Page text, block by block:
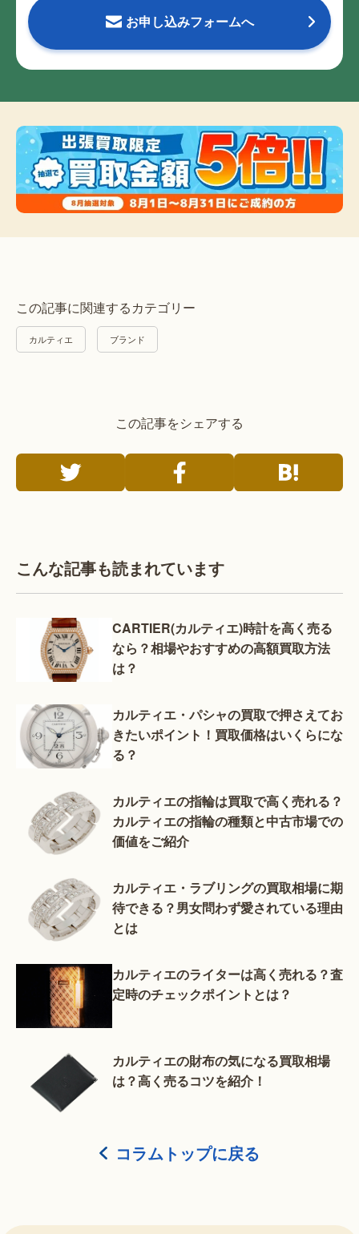
お申し込みフォームへ
この記事に関連するカテゴリー
カルティエ ブランド
この記事をシェアする
こんな記事も読まれています
CARTIER(カルティエ)時計を高く売る
なら？相場やおすすめの高額買取方法
は？
カルティエ・パシャの買取で押さえてお
きたいポイント！買取価格はいくらにな
る？
カルティエの指輪は買取で高く売れる？
カルティエの指輪の種類と中古市場での
価値をご紹介
カルティエ・ラブリングの買取相場に期
待できる？男女問わず愛されている理由
とは
カルティエのライターは高く売れる？査
定時のチェックポイントとは？
カルティエの財布の気になる買取相場
は？高く売るコツを紹介！
コラムトップに戻る